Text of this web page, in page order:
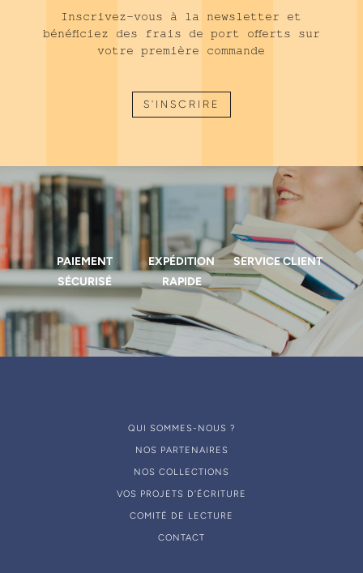
Inscrivez-vous à la newsletter et
bénéficiez des frais de port offerts sur
votre première commande
S'INSCRIRE
PAIEMENT
SÉCURISÉ
EXPÉDITION
RAPIDE
SERVICE CLIENT
QUI SOMMES-NOUS ?
NOS PARTENAIRES
NOS COLLECTIONS
VOS PROJETS D’ÉCRITURE
COMITÉ DE LECTURE
CONTACT